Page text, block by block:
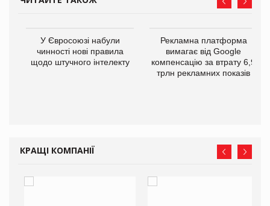
У Євросоюзі набули
чинності нові правила
щодо штучного інтелекту
Рекламна платформа
вимагає від Google
компенсацію за втрату 6,9
трлн рекламних показів
КРАЩІ КОМПАНІЇ